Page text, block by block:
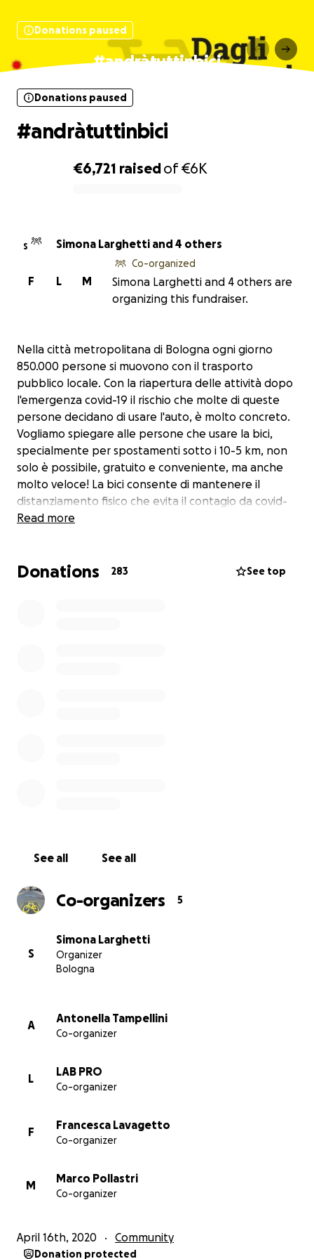
Donations paused
#andràtuttinbici
€6,721 raisedof€6K
Donations paused
#andràtuttinbici
S Simona Larghetti and 4 others
M
L
F
Co-organized
Simona Larghetti and 4 others are
organizing this fundraiser.
Nella città metropolitana di Bologna ogni giorno
850.000 persone si muovono con il trasporto
pubblico locale. Con la riapertura delle attività dopo
l'emergenza covid-19 il rischio che molte di queste
persone decidano di usare l'auto, è molto concreto.
Vogliamo spiegare alle persone che usare la bici,
specialmente per spostamenti sotto i 10-5 km, non
solo è possibile, gratuito e conveniente, ma anche
molto veloce! La bici consente di mantenere il
distanziamento fisico che evita il contagio da covid-
19.
aumentare le difese immunitarie, ma anche per
Read more
Donations 283 See top
See all See all
Co-organizers 5
S
Simona Larghetti
Organizer
Bologna
A
Antonella Tampellini
Co-organizer
L
LAB PRO
Co-organizer
F
Francesca Lavagetto
Co-organizer
M
Marco Pollastri
Co-organizer
April 16th, 2020 Community
Donation protected